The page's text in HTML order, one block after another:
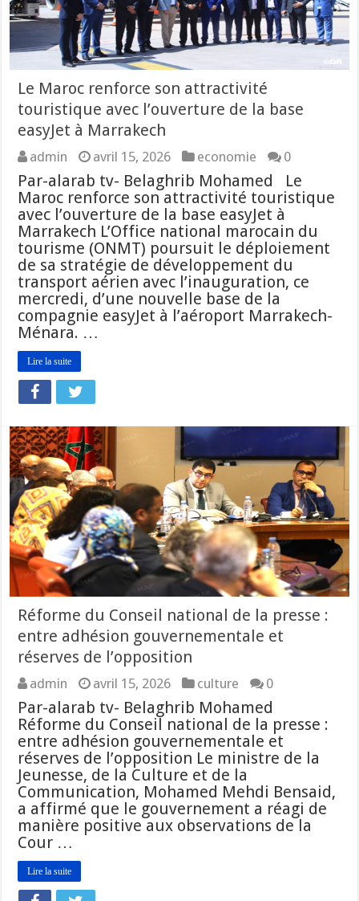
Le Maroc renforce son attractivité
touristique avec l’ouverture de la base
easyJet à Marrakech
admin avril 15, 2026 economie 0
Par-alarab tv- Belaghrib Mohamed Le
Maroc renforce son attractivité touristique
avec l’ouverture de la base easyJet à
Marrakech L’Office national marocain du
tourisme (ONMT) poursuit le déploiement
de sa stratégie de développement du
transport aérien avec l’inauguration, ce
mercredi, d’une nouvelle base de la
compagnie easyJet à l’aéroport Marrakech-
Ménara. …
Lire la suite
Réforme du Conseil national de la presse :
entre adhésion gouvernementale et
réserves de l’opposition
admin avril 15, 2026 culture 0
Par-alarab tv- Belaghrib Mohamed
Réforme du Conseil national de la presse :
entre adhésion gouvernementale et
réserves de l’opposition Le ministre de la
Jeunesse, de la Culture et de la
Communication, Mohamed Mehdi Bensaid,
a affirmé que le gouvernement a réagi de
manière positive aux observations de la
Cour …
Lire la suite